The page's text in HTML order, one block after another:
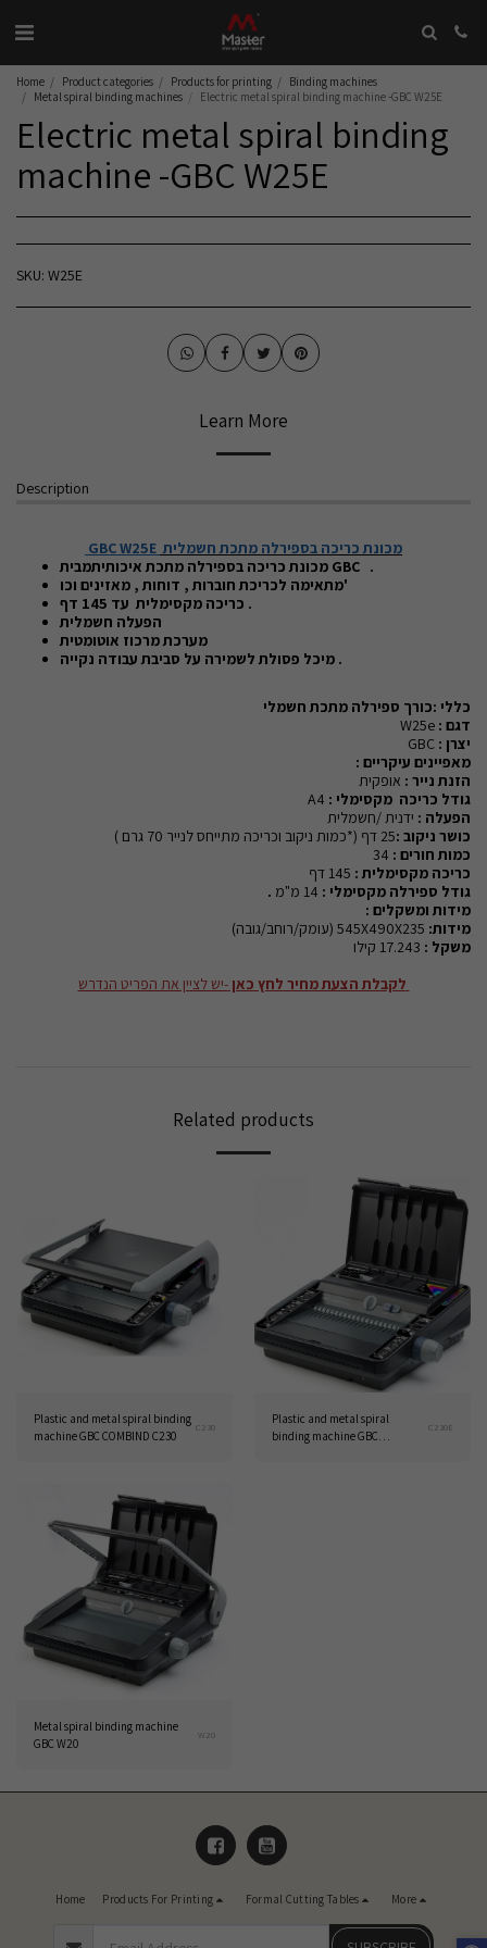
Home Product categories Products for printing
Binding machines
Metal spiral binding machines
Electric metal spiral binding machine -GBC W25E
Electric metal spiral binding
machine -GBC W25E
SKU: W25E
Learn More
Description
מכונת כריכה בספירלה מתכת חשמלית GBC W25E
GBC .
מתאימה לכריכת חוברות , דוחות , מאזינים וכו'
כריכה מקסימלית עד 145 דף .
מיכל פסולת לשמירה על סביבת עבודה נקייה .
כללי :כורך ספירלה מתכת חשמלי
דגם : W25e
יצרן : GBC
מאפיינים עיקריים :
הזנת נייר : אופקית
גודל כריכה מקסימלי : A4
הפעלה : ידנית /חשמלית
כושר ניקוב :25 דף (*כמות ניקוב וכריכה מתייחס לנייר 70 גרם )
כמות חורים : 34
כריכה מקסימלית : 145 דף
גודל ספירלה מקסימלי : 14 מ"מ .
מידות ומשקלים :
מידות: 545X490X235 (עומק/רוחב/גובה)
משקל : 17.243 קילו
לקבלת הצעת מחיר לחץ כאן-יש לציין את הפריט הנדרש
Related products
Plastic and metal spiral binding
machine GBC COMBIND C230
C230
Plastic and metal spiral
binding machine GBC
C230E
Metal spiral binding machine
GBC W20
W20
Home Products For Printing Formal Cutting Tables More